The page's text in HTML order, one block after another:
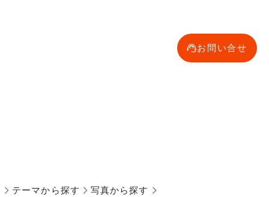
お問い合せ
テーマから探す 写真から探す